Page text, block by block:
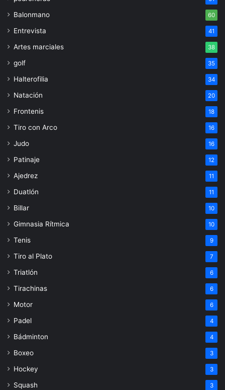
Balonmano 60
Entrevista 41
Artes marciales 38
golf 35
Halterofilia 34
Natación 20
Frontenis 18
Tiro con Arco 16
Judo 16
Patinaje 12
Ajedrez 11
Duatlón 11
Billar 10
Gimnasia Rítmica 10
Tenis 9
Tiro al Plato 7
Triatlón 6
Tirachinas 6
Motor 6
Padel 4
Bádminton 4
Boxeo 3
Hockey 3
Squash 3